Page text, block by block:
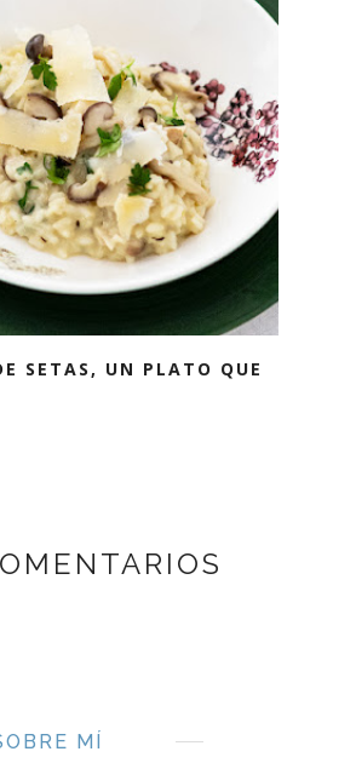
SETAS, UN PLATO QUE
MÍ